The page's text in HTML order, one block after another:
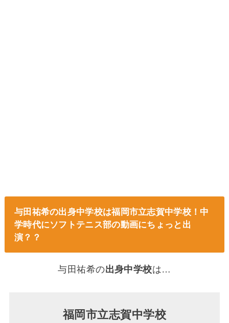
与田祐希の出身中学校は福岡市立志賀中学校！中
学時代にソフトテニス部の動画にちょっと出
演？？
与田祐希の出身中学校は…
福岡市立志賀中学校